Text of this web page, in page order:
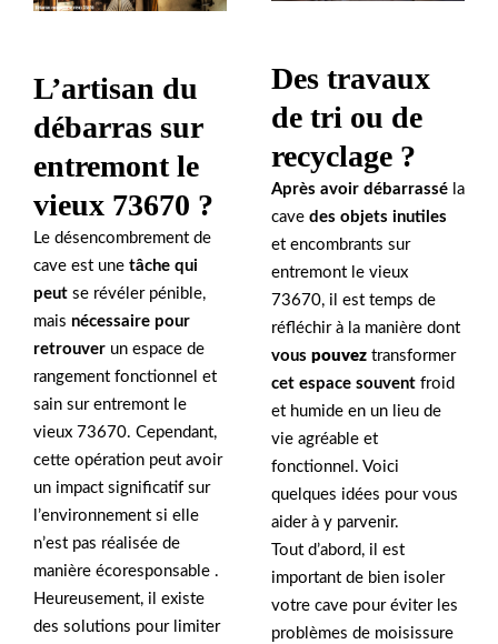
L’artisan du
débarras sur
entremont le
vieux 73670 ?
Le désencombrement de
cave est une tâche qui
peut se révéler pénible,
mais nécessaire pour
retrouver un espace de
rangement fonctionnel et
sain sur entremont le
vieux 73670. Cependant,
cette opération peut avoir
un impact significatif sur
l’environnement si elle
n’est pas réalisée de
manière écoresponsable .
Heureusement, il existe
des solutions pour limiter
Des travaux
de tri ou de
recyclage ?
Après avoir débarrassé la
cave des objets inutiles
et encombrants sur
entremont le vieux
73670, il est temps de
réfléchir à la manière dont
vous pouvez transformer
cet espace souvent froid
et humide en un lieu de
vie agréable et
fonctionnel. Voici
quelques idées pour vous
aider à y parvenir.
Tout d’abord, il est
important de bien isoler
votre cave pour éviter les
problèmes de moisissure